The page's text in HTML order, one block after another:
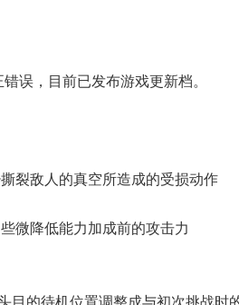
误，目前已发布游戏更新档。
裂敌人的真空所造成的受损动作
微降低能力加成前的攻击力
目的待机位置调整成与初次挑战时